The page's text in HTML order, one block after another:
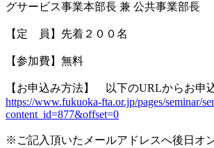
グサービス事業本部長 兼 公共事業部長
【定 員】先着２００名
【参加費】無料
【お申込み方法】 以下のURLからお申
https://www.fukuoka-fta.or.jp/pages/seminar/
content_id=877&offset=0
※ご記入頂いたメールアドレスへ後日オ